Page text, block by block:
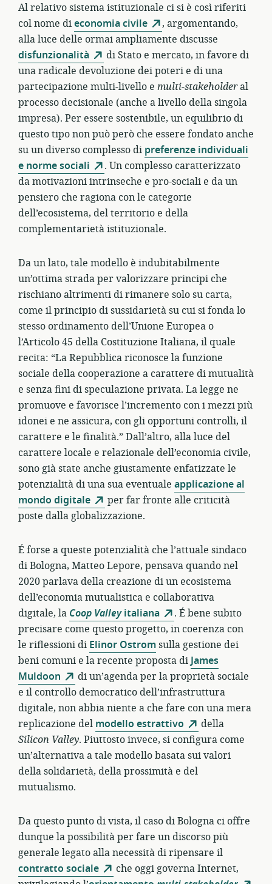
Al relativo sistema istituzionale ci si è così riferiti
col nome dieconomia civile
, argomentando,
alla luce delle ormai ampliamente discusse
disfunzionalità
di Stato e mercato, in favore di
una radicale devoluzione dei poteri e di una
partecipazione multi-livello e multi-stakeholderal
processo decisionale (anche a livello della singola
impresa). Per essere sostenibile, un equilibrio di
questo tipo non può però che essere fondato anche
su un diverso complesso di preferenze individuali
e norme sociali
. Un complesso caratterizzato
da motivazioni intrinseche e pro-sociali e da un
pensiero che ragiona con le categorie
dell’ecosistema, del territorio e della
complementarietà istituzionale.
Da un lato, tale modello è indubitabilmente
un’ottima strada per valorizzare principi che
rischiano altrimenti di rimanere solo su carta,
come il principio di sussidarietà su cui si fonda lo
stesso ordinamento dell’Unione Europea o
l’Articolo 45 della Costituzione Italiana, il quale
recita: “La Repubblica riconosce la funzione
sociale della cooperazione a carattere di mutualità
e senza fini di speculazione privata. La legge ne
promuove e favorisce l’incremento con i mezzi più
idonei e ne assicura, con gli opportuni controlli, il
carattere e le finalità.” Dall’altro, alla luce del
carattere locale e relazionale dell’economia civile,
sono già state anche giustamente enfatizzate le
potenzialità di una sua eventuale applicazione al
mondo digitale
per far fronte alle criticità
poste dalla globalizzazione.
É forse a queste potenzialità che l’attuale sindaco
di Bologna, Matteo Lepore, pensava quando nel
2020 parlava della creazione di un ecosistema
dell’economia mutualistica e collaborativa
digitale, la Coop Valleyitaliana
. É bene subito
precisare come questo progetto, in coerenza con
le riflessioni di Elinor Ostromsulla gestione dei
beni comuni e la recente proposta diJames
Muldoon
di un’agenda per la proprietà sociale
e il controllo democratico dell’infrastruttura
digitale, non abbia niente a che fare con una mera
replicazione del modello estrattivo
della
Silicon Valley. Piuttosto invece, si configura come
un’alternativa a tale modello basata sui valori
della solidarietà, della prossimità e del
mutualismo.
Da questo punto di vista, il caso di Bologna ci offre
dunque la possibilità per fare un discorso più
generale legato alla necessità di ripensare il
contratto sociale
che oggi governa Internet,